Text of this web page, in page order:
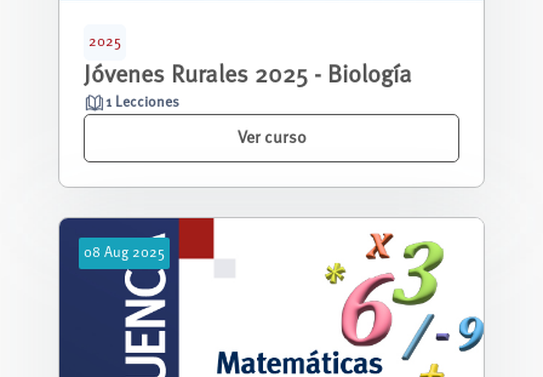
2025
Jóvenes Rurales 2025 - Biología
1 Lecciones
Ver curso
08 Aug 2025